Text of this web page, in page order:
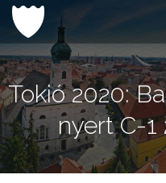
Ugrás
tartalomhoz
Tokió 2020:
nyert C-